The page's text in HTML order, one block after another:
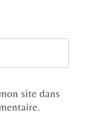
site dans